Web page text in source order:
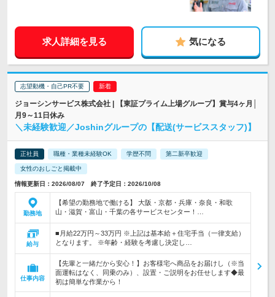
求人詳細を見る 気になる
志望動機・自己PR不要
ジョーシンサービス株式会社 | 【東証プライム上場グループ】賞与4ヶ月│
月9～11日休み
＼未経験歓迎／Joshinグループの【配送(サービススタッフ)】
正社員 職種・業種未経験OK 学歴不問 第二新卒歓迎
女性のおしごと掲載中
情報更新日：2026/08/07 終了予定日：2026/10/08
勤務地
【希望の勤務地で働ける】 大阪・京都・兵庫・奈良・和歌
山・滋賀・富山・千葉の各サービスセンター！…
給与
■月給22万円～33万円 ※上記は基本給＋住宅手当（一律支給）
となります。 ※年齢・経験を考慮し決定し…
仕事内容
【先輩と一緒だから安心！】お客様宅へ商品をお届けし（※当
面運転はなく、同乗のみ）、設置・ご説明をお任せします◆最
初は簡単な作業から！